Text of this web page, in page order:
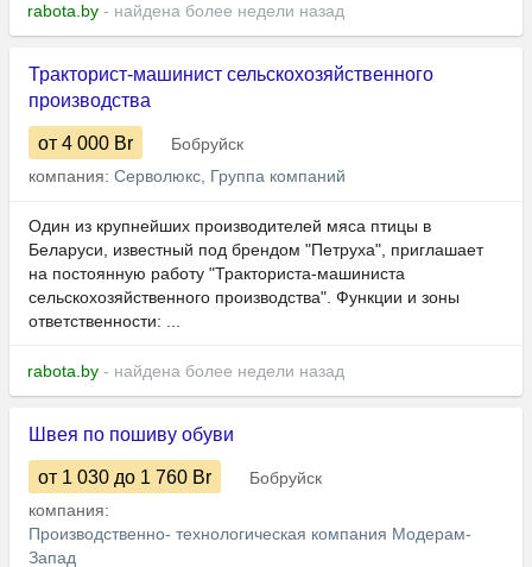
rabota.by - найдена более недели назад
Тракторист-машинист сельскохозяйственного
производства
от 4 000 Br
Бобруйск
компания: Серволюкс, Группа компаний
Один из крупнейших производителей мяса птицы в
Беларуси, известный под брендом "Петруха", приглашает
на постоянную работу "Тракториста-машиниста
сельскохозяйственного производства". Функции и зоны
ответственности: ...
rabota.by - найдена более недели назад
Швея по пошиву обуви
от 1 030 до 1 760 Br
Бобруйск
компания:
Производственно- технологическая компания Модерам-
Запад